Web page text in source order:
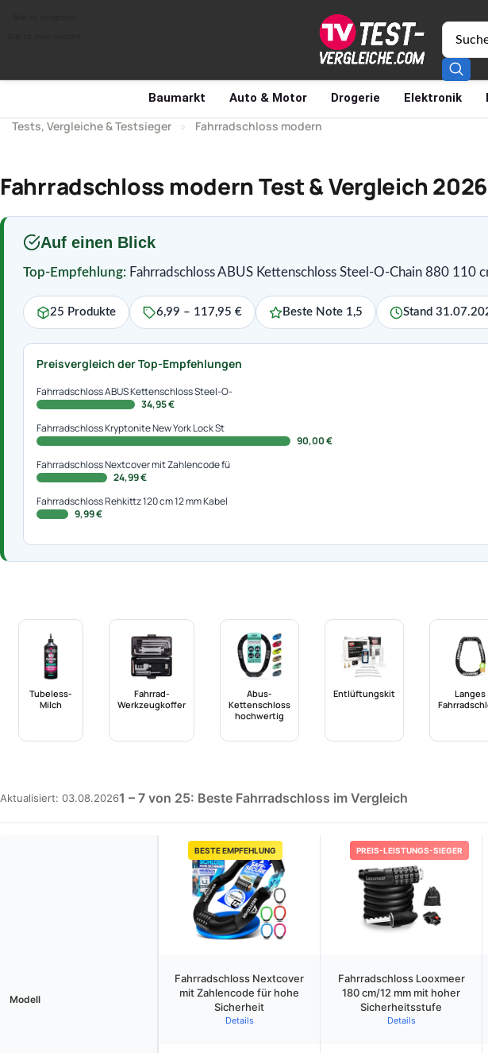
Baumarkt Auto & Motor Drogerie Elektronik
Tests, Vergleiche & Testsieger » Fahrradschloss modern
Fahrradschloss modern Test & Vergleich
Auf einen Blick
Top-Empfehlung: Fahrradschloss ABUS Kettenschloss Steel-O-Chain 880 110
25 Produkte 6,99 – 117,95 € Beste Note 1,5 Stand
Preisvergleich der Top-Empfehlungen
Fahrradschloss ABUS Kettenschloss Steel-O-
34,95 €
Fahrradschloss Kryptonite New York Lock St
90,00 €
Fahrradschloss Nextcover mit Zahlencode fü
24,99 €
Fahrradschloss Rehkittz 120 cm 12 mm Kabel
9,99 €
Tubeless-
Milch
Fahrrad-
Werkzeugkoffer
Abus-
Kettenschloss
hochwertig
Entlüftungskit
Langes
Aktualisiert: 03.08.20261 – 7 von 25: Beste Fahrradschloss im Vergleich
BESTE EMPFEHLUNG PREIS-LEISTUNGS-SIEGER
Modell
Fahrradschloss Nextcover
mit Zahlencode für hohe
Sicherheit
Details
Fahrradschloss Looxmeer
180 cm/12 mm mit hoher
Sicherheitsstufe
Details